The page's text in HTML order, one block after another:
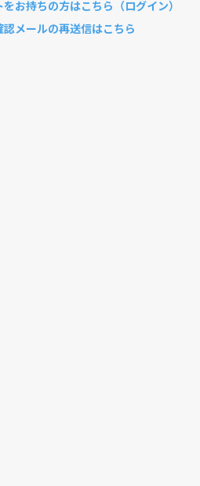
お持ちの方はこちら（ログイン）
認メールの再送信はこちら